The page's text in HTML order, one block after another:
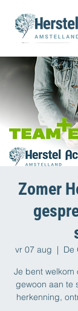
Zomer
vr 07 aug
  |
De
Je bent welkom
gewoon aan te
herkenning,